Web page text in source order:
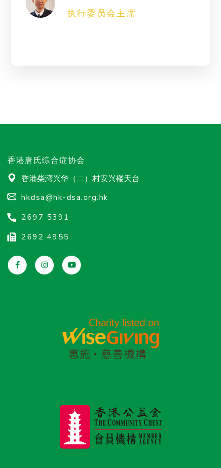
执行委员会主席
香港唐氏综合症协会
香港柴湾兴华（二）村安兴楼天台
hkdsa@hk-dsa.org.hk
2697 5391
2692 4955